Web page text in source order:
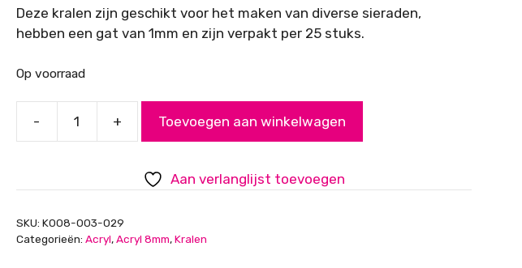
Deze kralen zijn geschikt voor het maken van diverse sieraden,
hebben een gat van 1mm en zijn verpakt per 25 stuks.
Op voorraad
-
geslepen,
opaque,
+ Toevoegen aan winkelwagen
Aan verlanglijst toevoegen
SKU: K008-003-029
Categorieën: Acryl,Acryl 8mm,Kralen